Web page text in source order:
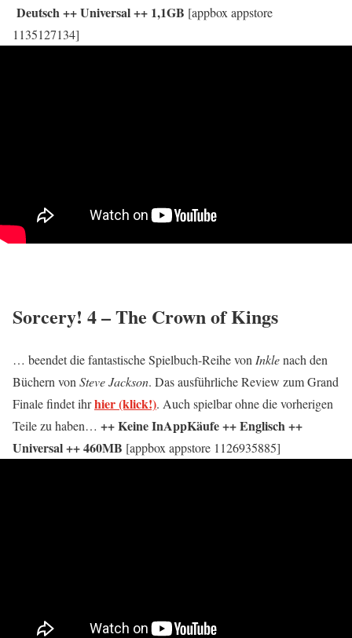
Deutsch ++ Universal ++ 1,1GB [appbox appstore
1135127134]
Sorcery! 4 – The Crown of Kings
… beendet die fantastische Spielbuch-Reihe von Inklenach den
Büchern von Steve Jackson. Das ausführliche Review zum Grand
Finale findet ihrhier (klick!). Auch spielbar ohne die vorherigen
Teile zu haben… ++ Keine InAppKäufe ++ Englisch ++
Universal ++ 460MB [appbox appstore 1126935885]